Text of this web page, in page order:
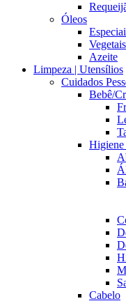
Óleos
Vegetais
Azeite
Limpeza | Utensílios
Cuidados
Bebê/
Higiene
Cabelo